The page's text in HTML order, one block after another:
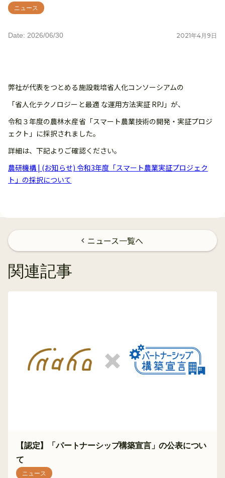
ニュース
Date: 2026/06/30 2021年4月 9 日
弊社が代表をつとめる施設栽培省人化コンソーシアムの
「省人化テクノロジーと最適 な運用方法実証 RPJ」が、
令和３年度の農林水産省「スマート農業技術の開発・実証プロジ
ェクト」に採択されました。
詳細は、下記よりご確認ください。
農研機構 | (お知らせ) 令和3年度「スマート農業実証プロジェク
ト」の採択について
chevron_left ニュース一覧へ
関連記事
【認定】「パートナーシップ構築宣言」の公表につい
て
ニュース